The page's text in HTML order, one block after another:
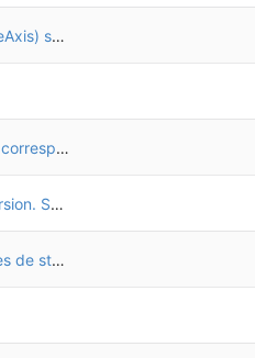
Masquage des repères d'assemblage (LCS et HoleAxis) sur toutes les pièces
Ajustement des dimensions des pneus avant pour correspondre à la réalité (pneu 2.35")
Remplacement des roues avant par la nouvelle version. Suite à des mesures plus précises, modification de CHO47.
Ajout des rondelles dans l'assemblage des roulettes de stabilisation (tubes décalés de 1mm)